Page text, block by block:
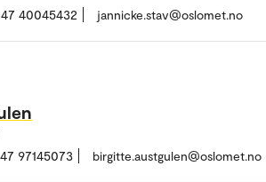
40045432 jannicke.stav@oslomet.no
97145073 birgitte.austgulen@oslomet.no